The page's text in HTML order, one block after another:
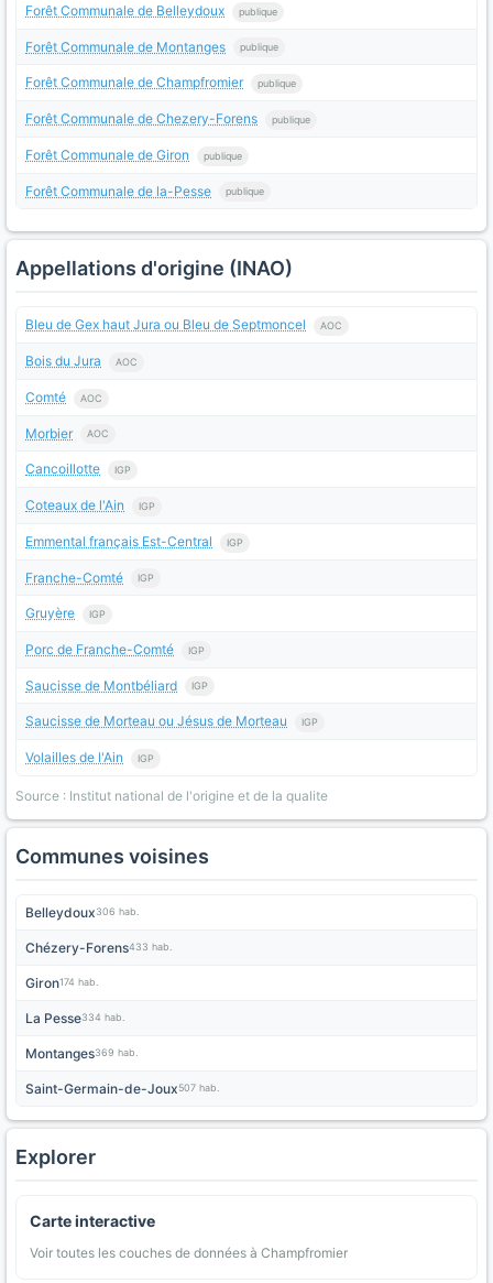
Forêt Communale de Belleydoux publique
Forêt Communale de Montanges publique
Forêt Communale de Champfromier publique
Forêt Communale de Chezery-Forens publique
Forêt Communale de Giron publique
Forêt Communale de la-Pesse publique
Appellations d'origine (INAO)
Bleu de Gex haut Jura ou Bleu de Septmoncel AOC
Bois du Jura AOC
Comté AOC
Morbier AOC
Cancoillotte IGP
Coteaux de l'Ain IGP
Emmental français Est-Central IGP
Franche-Comté IGP
Gruyère IGP
Porc de Franche-Comté IGP
Saucisse de Montbéliard IGP
Saucisse de Morteau ou Jésus de Morteau IGP
Volailles de l'Ain IGP
Source : Institut national de l'origine et de la qualite
Communes voisines
Belleydoux306 hab.
Chézery-Forens433 hab.
Giron174 hab.
La Pesse334 hab.
Montanges369 hab.
Saint-Germain-de-Joux507 hab.
Explorer
Carte interactive
Voir toutes les couches de données à Champfromier